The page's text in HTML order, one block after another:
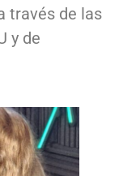
través de las
y de